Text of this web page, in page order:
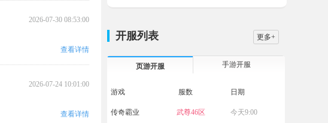
2026-07-30 08:53:00
查看详情
2026-07-24 10:01:00
查看详情
开服列表 更多+
页游开服 手游开服
游戏 服数 日期
传奇霸业 武尊46区 今天9:00